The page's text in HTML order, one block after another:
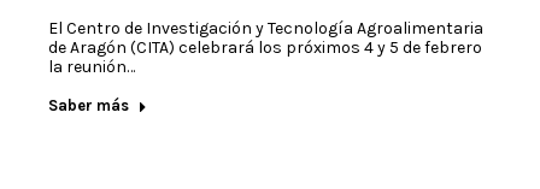
El Centro de Investigación y Tecnología Agroalimentaria
de Aragón (CITA) celebrará los próximos 4 y 5 de febrero
la reunión…
Saber más